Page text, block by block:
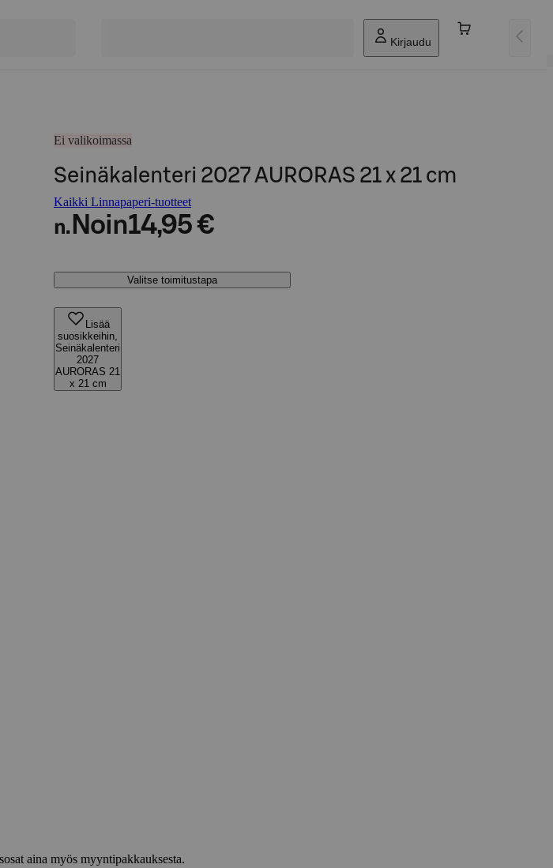
Kirjaudu
Ei valikoimassa
Seinäkalenteri 2027 AURORAS 21 x 21 cm
Kaikki Linnapaperi-tuotteet
n. Noin14,95 €
Valitse toimitustapa
Lisää
suosikkeihin,
Seinäkalenteri
2027
AURORAS 21
x 21 cm
aina myös myyntipakkauksesta.